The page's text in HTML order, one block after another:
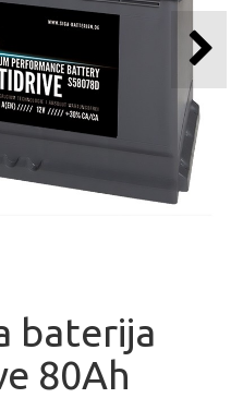
baterija
80Ah